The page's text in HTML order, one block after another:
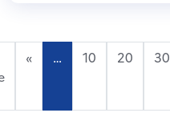
« … 10 20 30